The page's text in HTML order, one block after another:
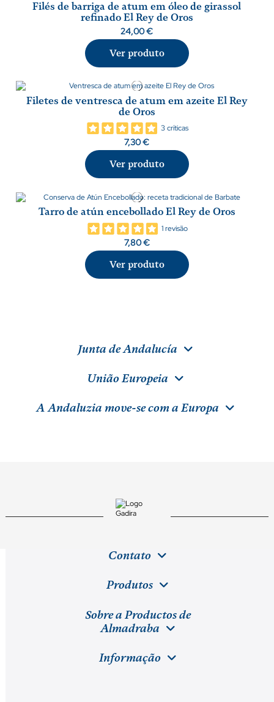
Filés de barriga de atum em óleo de girassol
refinado El Rey de Oros
24,00 €
Ver produto
Filetes de ventresca de atum em azeite El Rey
de Oros
3 críticas
7,30 €
Ver produto
Tarro de atún encebollado El Rey de Oros
1 revisão
7,80 €
Ver produto
Junta de Andalucía
União Europeia
A Andaluzia move-se com a Europa
Contato
Produtos
Sobre a Productos de
Almadraba
Informação